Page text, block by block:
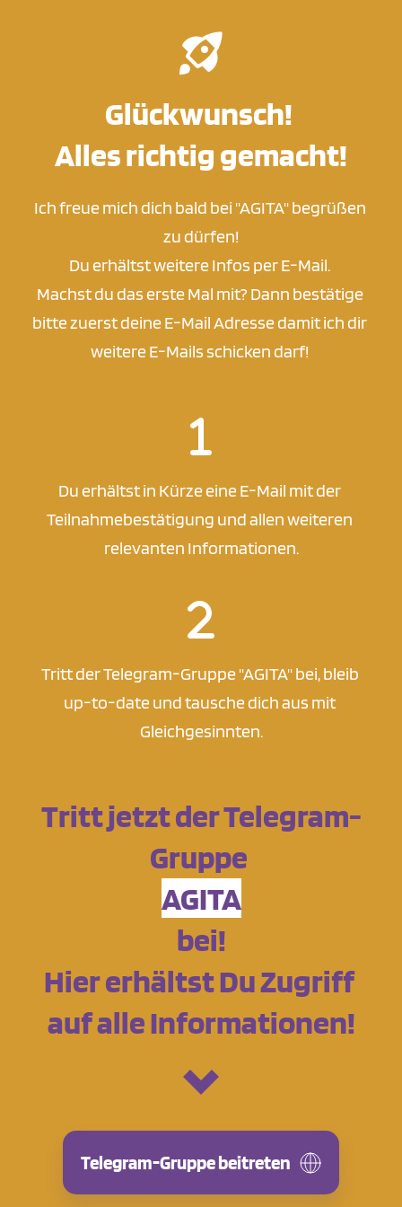
Glückwunsch!
Alles richtig gemacht!
Ich freue mich dich bald bei "AGITA" begrüßen
zu dürfen!
Du erhältst weitere Infos per E-Mail.
Machst du das erste Mal mit? Dann bestätige
bitte zuerst deine E-Mail Adresse damit ich dir
weitere E-Mails schicken darf!
Du erhältst in Kürze eine E-Mail mit der
Teilnahmebestätigung und allen weiteren
relevanten Informationen.
Tritt der Telegram-Gruppe "AGITA" bei, bleib
up-to-date und tausche dich aus mit
Gleichgesinnten.
Tritt jetzt der Telegram-
Gruppe
AGITA
bei!﻿
Hier erhältst Du Zugriff
auf alle Informationen!
Telegram-Gruppe beitreten